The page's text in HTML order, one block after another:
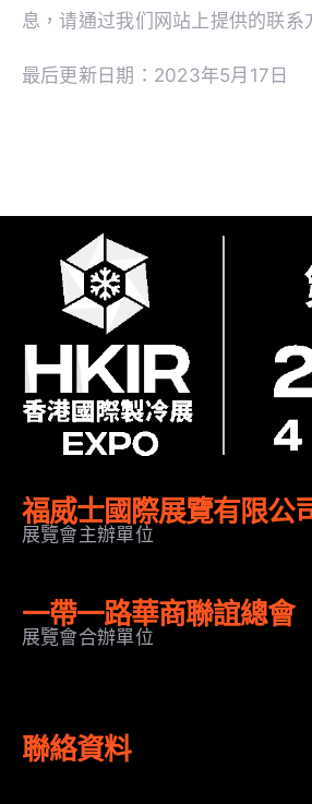
息，请通过我们网站上提供的联系
最后更新日期：2023年5月17日
福威士國際展覽有限公
展覽會主辦單位
一帶一路華商聯誼總會
展覽會合辦單位
聯絡資料